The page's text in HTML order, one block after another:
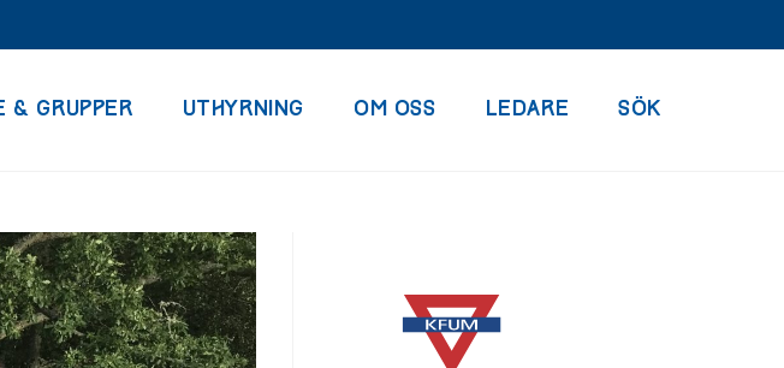
& GRUPPER UTHYRNING OM OSS LEDARE SÖK